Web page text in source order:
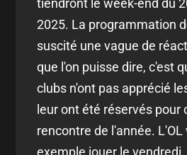
tiendront le week-end du
2025. La programmation
suscité une vague de
que l'on puisse dire, c'est
clubs n'ont pas apprécié
leur ont été réservés pour
rencontre de l'année.
exemple jouer le